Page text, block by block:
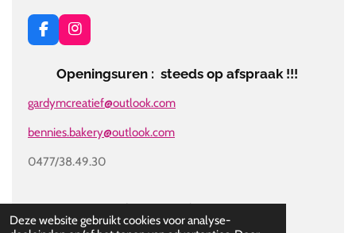
Deze website gebruikt cookies voor analyse-
F
a
o
k
I
n
t
g
a
Openingsuren : steeds op afspraak !!!
gardymcreatief@outlook.com
bennies.bakery@outlook.com
0477/38.49.30
© 2018 - 2026 Gardym Party Cakes